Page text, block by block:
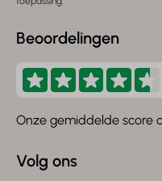
Beoordelingen
Onze gemiddelde score
Volg ons